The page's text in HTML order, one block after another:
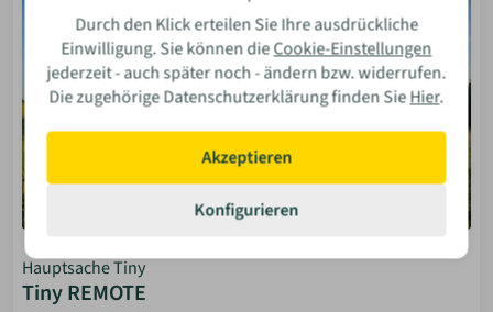
Hauptsache Tiny
Tiny REMOTE
Durch den Klick erteilen Sie Ihre ausdrückliche
Einwilligung. Sie können dieCookie-Einstellungen
jederzeit - auch später noch - ändern bzw. widerrufen.
Die zugehörige Datenschutzerklärung finden SieHier.
Akzeptieren
Konfigurieren